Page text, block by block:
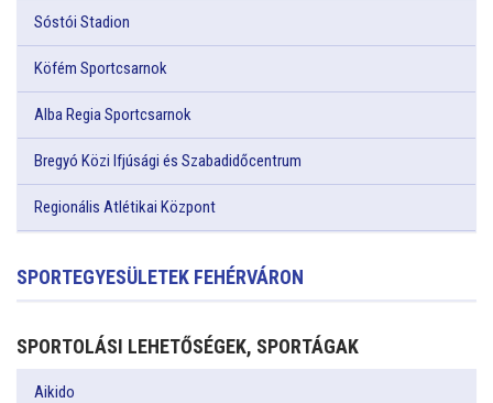
Sóstói Stadion
Köfém Sportcsarnok
Alba Regia Sportcsarnok
Bregyó Közi Ifjúsági és Szabadidőcentrum
Regionális Atlétikai Központ
SPORTEGYESÜLETEK FEHÉRVÁRON
SPORTOLÁSI LEHETŐSÉGEK, SPORTÁGAK
Aikido